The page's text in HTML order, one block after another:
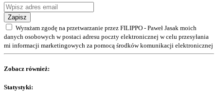
Zapisz
Wyrażam zgodę na przetwarzanie przez FILIPPO - Paweł Jasak moich
danych osobowych w postaci adresu poczty elektronicznej w celu przesyłania
mi informacji marketingowych za pomocą środków komunikacji elektronicznej
Zobacz również:
Statystyki: